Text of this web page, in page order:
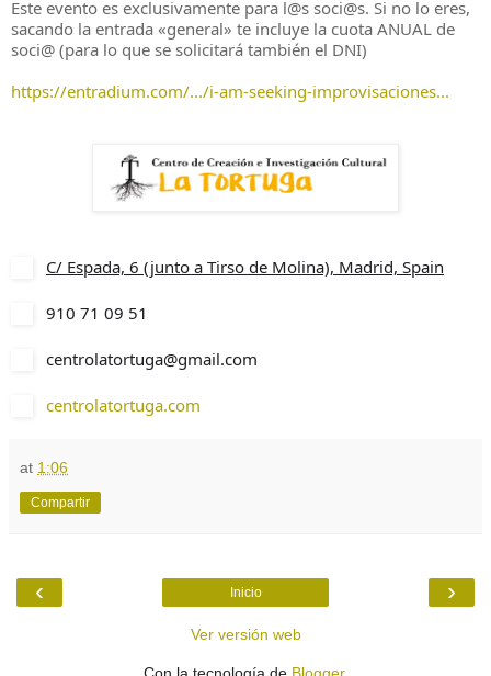
Este evento es exclusivamente para l@s soci@s. Si no lo eres,
sacando la entrada «general» te incluye la cuota ANUAL de
soci@ (para lo que se solicitará también el DNI)
https://entradium.com/.../i-am-seeking-improvisaciones...
C/ Espada, 6 (junto a Tirso de Molina), Madrid, Spain
910 71 09 51
centrolatortuga@gmail.com
centrolatortuga.com
at 1:06
Compartir
‹ ›
Inicio
Ver versión web
Con la tecnología de Blogger.